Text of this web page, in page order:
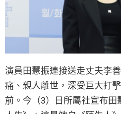
演員田慧振連接送走丈夫李
痛、親人離世，深受巨大打
前。今（3）日所屬社宣布